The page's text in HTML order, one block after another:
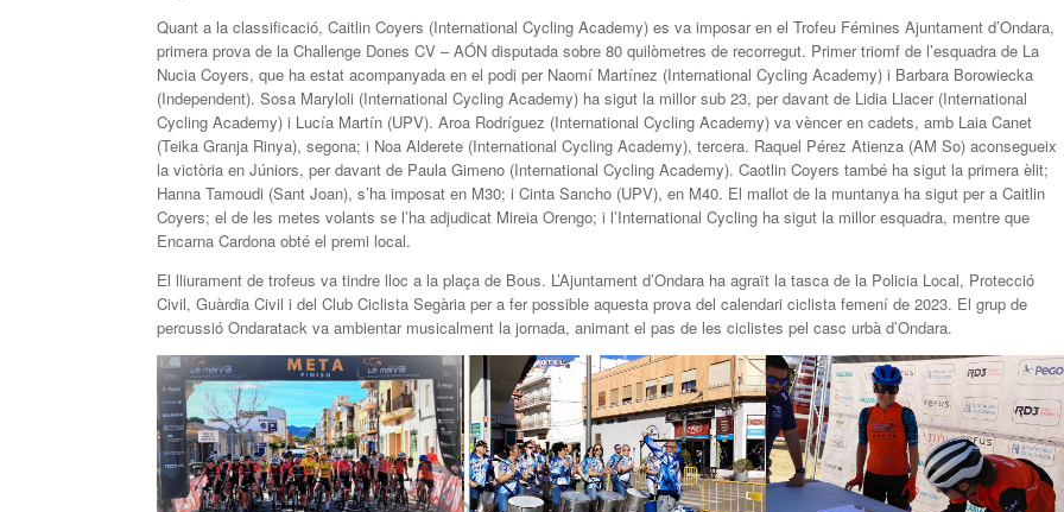
Quant a la classificació, Caitlin Coyers (International Cycling Academy) es va imposar en el Trofeu Fémines Ajuntament d’Ondara,
primera prova de la Challenge Dones CV – AÓN disputada sobre 80 quilòmetres de recorregut. Primer triomf de l’esquadra de La
Nucia Coyers, que ha estat acompanyada en el podi per Naomí Martínez (International Cycling Academy) i Barbara Borowiecka
(Independent). Sosa Maryloli (International Cycling Academy) ha sigut la millor sub 23, per davant de Lidia Llacer (International
Cycling Academy) i Lucía Martín (UPV). Aroa Rodríguez (International Cycling Academy) va vèncer en cadets, amb Laia Canet
(Teika Granja Rinya), segona; i Noa Alderete (International Cycling Academy), tercera. Raquel Pérez Atienza (AM So) aconsegueix
la victòria en Júniors, per davant de Paula Gimeno (International Cycling Academy). Caotlin Coyers també ha sigut la primera èlit;
Hanna Tamoudi (Sant Joan), s’ha imposat en M30; i Cinta Sancho (UPV), en M40. El mallot de la muntanya ha sigut per a Caitlin
Coyers; el de les metes volants se l’ha adjudicat Mireia Orengo; i l’International Cycling ha sigut la millor esquadra, mentre que
Encarna Cardona obté el premi local.
El lliurament de trofeus va tindre lloc a la plaça de Bous. L’Ajuntament d’Ondara ha agraït la tasca de la Policia Local, Protecció
Civil, Guàrdia Civil i del Club Ciclista Segària per a fer possible aquesta prova del calendari ciclista femení de 2023. El grup de
percussió Ondaratack va ambientar musicalment la jornada, animant el pas de les ciclistes pel casc urbà d’Ondara.